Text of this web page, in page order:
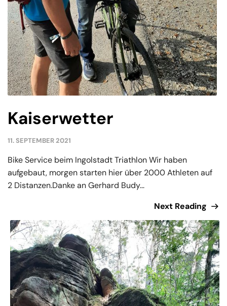
Kaiserwetter
11. SEPTEMBER 2021
Bike Service beim Ingolstadt Triathlon Wir haben
aufgebaut, morgen starten hier über 2000 Athleten auf
2 Distanzen.Danke an Gerhard Budy...
Next Reading